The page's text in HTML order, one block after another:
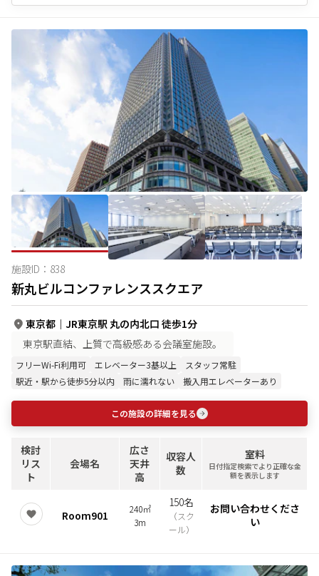
施設ID： 838
新丸ビルコンファレンススクエア
東京都 ｜ JR東京駅 丸の内北口 徒歩1分
東京駅直結、上質で高級感ある会議室施設。
フリーWi-Fi利用可 エレベーター3基以上
スタッフ常駐
駅近・駅から徒歩5分以内
雨に濡れない 搬入用エレベーターあり
この施設の詳細を見る
検討
リス
ト
会場名
広さ
天井
高
収容人
数
室料
日付指定検索でより正確な金
額を表示します
Room901
240㎡
3m
150名
（スク
ール）
お問い合わせくださ
い